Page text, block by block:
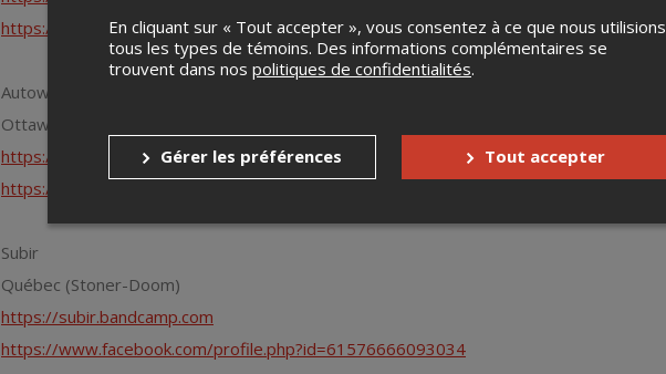
https://www.facebook.com/Seumtheband
Autowah
Ottawa (Stoner-Rock)
https://autowah.bandcamp.com
https://www.facebook.com/autowahband
Subir
Québec (Stoner-Doom)
https://subir.bandcamp.com
https://www.facebook.com/profile.php?id=61576666093034
En cliquant sur « Tout accepter », vous consentez à ce que nous utilisions
tous les types de témoins. Des informations complémentaires se
trouvent dans nos politiques de confidentialités.
Gérer les préférences Tout accepter